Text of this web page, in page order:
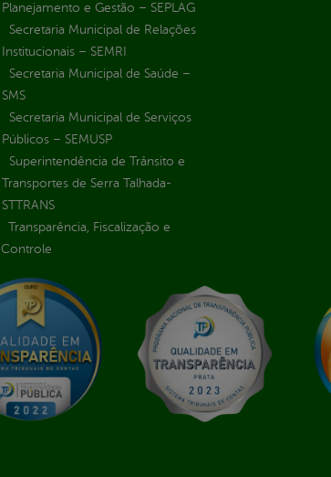
Planejamento e Gestão – SEPLAG
Secretaria Municipal de Relações
Institucionais – SEMRI
Secretaria Municipal de Saúde –
SMS
Secretaria Municipal de Serviços
Públicos – SEMUSP
Superintendência de Trânsito e
Transportes de Serra Talhada-
STTRANS
Transparência, Fiscalização e
Controle